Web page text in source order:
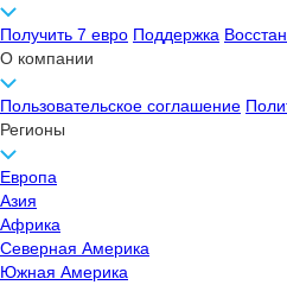
Получить 7 евро Поддержка
О компании
Пользовательское соглашение
Регионы
Европа
Азия
Африка
Северная Америка
Южная Америка